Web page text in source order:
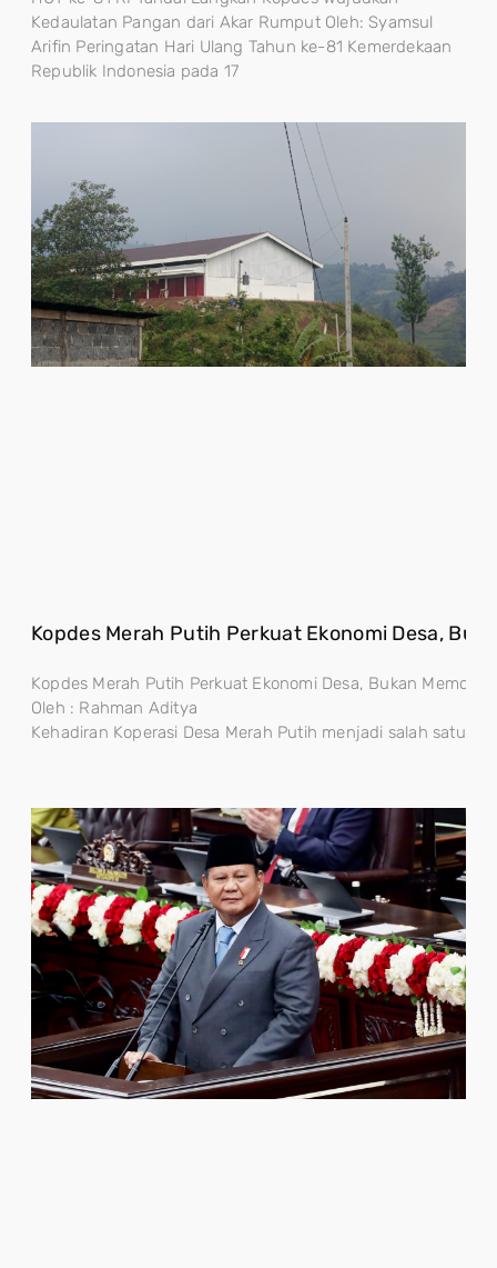
Kedaulatan Pangan dari Akar Rumput Oleh: Syamsul
Arifin Peringatan Hari Ulang Tahun ke-81 Kemerdekaan
Republik Indonesia pada 17
Kopdes Merah Putih Perkuat Ekonomi Desa,
Kopdes Merah Putih Perkuat Ekonomi Desa, Bukan
Oleh : Rahman Aditya
Kehadiran Koperasi Desa Merah Putih menjadi salah satu